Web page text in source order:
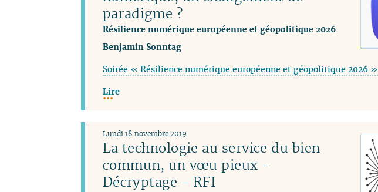
paradigme ?
Résilience numérique européenne et géopolitique 2026
Benjamin Sonntag
Soirée « Résilience numérique européenne et géopolitique 2026 »
Lire
La technologie au service du bien
commun, un vœu pieux -
Décryptage - RFI
Lundi 18 novembre 2019